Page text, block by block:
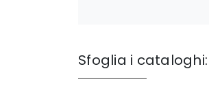
Sfoglia i cataloghi: